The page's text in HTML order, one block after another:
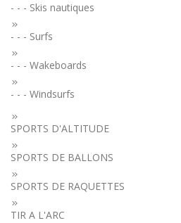
- - - Skis nautiques
- - - Surfs
- - - Wakeboards
- - - Windsurfs
SPORTS D'ALTITUDE
SPORTS DE BALLONS
SPORTS DE RAQUETTES
TIR A L'ARC